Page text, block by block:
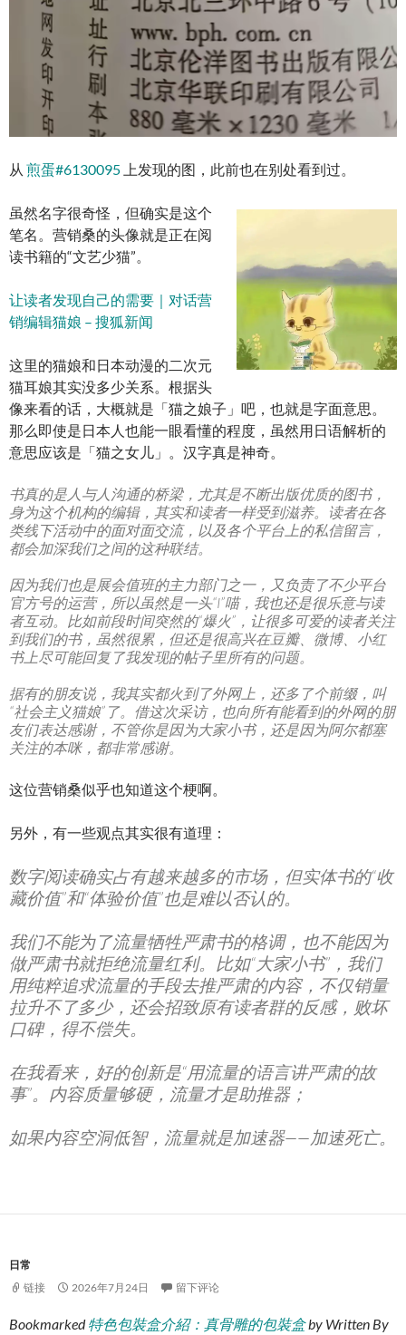
从 煎蛋#6130095 上发现的图，此前也在别处看到过。
虽然名字很奇怪，但确实是这个
笔名。营销桑的头像就是正在阅
读书籍的“文艺少猫”。
让读者发现自己的需要｜对话营
销编辑猫娘 – 搜狐新闻
这里的猫娘和日本动漫的二次元
猫耳娘其实没多少关系。根据头
像来看的话，大概就是「猫之娘子」吧，也就是字面意思。
那么即使是日本人也能一眼看懂的程度，虽然用日语解析的
意思应该是「猫之女儿」。汉字真是神奇。
书真的是人与人沟通的桥梁，尤其是不断出版优质的图书，
身为这个机构的编辑，其实和读者一样受到滋养。读者在各
类线下活动中的面对面交流，以及各个平台上的私信留言，
都会加深我们之间的这种联结。
因为我们也是展会值班的主力部门之一，又负责了不少平台
官方号的运营，所以虽然是一头“I”喵，我也还是很乐意与读
者互动。比如前段时间突然的“爆火”，让很多可爱的读者关注
到我们的书，虽然很累，但还是很高兴在豆瓣、微博、小红
书上尽可能回复了我发现的帖子里所有的问题。
据有的朋友说，我其实都火到了外网上，还多了个前缀，叫
“社会主义猫娘”了。借这次采访，也向所有能看到的外网的朋
友们表达感谢，不管你是因为大家小书，还是因为阿尔都塞
关注的本咪，都非常感谢。
这位营销桑似乎也知道这个梗啊。
另外，有一些观点其实很有道理：
数字阅读确实占有越来越多的市场，但实体书的“收
藏价值”和“体验价值”也是难以否认的。
我们不能为了流量牺牲严肃书的格调，也不能因为
做严肃书就拒绝流量红利。比如“大家小书”，我们
用纯粹追求流量的手段去推严肃的内容，不仅销量
拉升不了多少，还会招致原有读者群的反感，败坏
口碑，得不偿失。
在我看来，好的创新是“用流量的语言讲严肃的故
事”。内容质量够硬，流量才是助推器；
如果内容空洞低智，流量就是加速器——加速死亡。
日常
链接
2026年7月24日 留下评论
Bookmarked特色包裝盒介紹：真骨雕的包裝盒by Written By